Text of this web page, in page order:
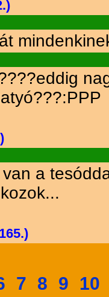
a
7 8 9 10